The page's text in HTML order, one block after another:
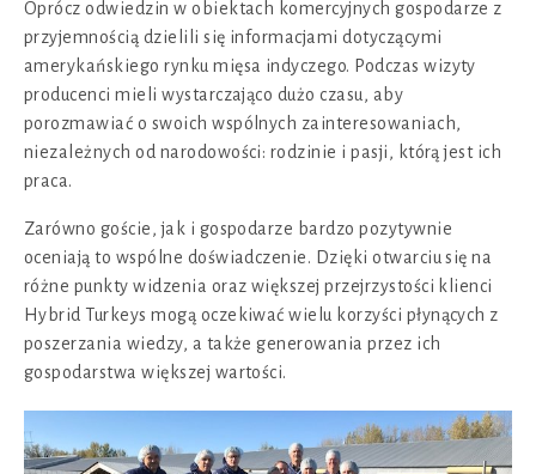
Oprócz odwiedzin w obiektach komercyjnych gospodarze z
przyjemnością dzielili się informacjami dotyczącymi
amerykańskiego rynku mięsa indyczego. Podczas wizyty
producenci mieli wystarczająco dużo czasu, aby
porozmawiać o swoich wspólnych zainteresowaniach,
niezależnych od narodowości: rodzinie i pasji, którą jest ich
praca.
Zarówno goście, jak i gospodarze bardzo pozytywnie
oceniają to wspólne doświadczenie. Dzięki otwarciu się na
różne punkty widzenia oraz większej przejrzystości klienci
Hybrid Turkeys mogą oczekiwać wielu korzyści płynących z
poszerzania wiedzy, a także generowania przez ich
gospodarstwa większej wartości.